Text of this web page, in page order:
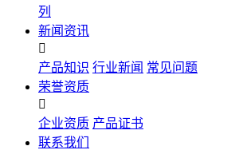
列
新闻资讯

产品知识 行业新闻 常见问题
荣誉资质

企业资质 产品证书
联系我们